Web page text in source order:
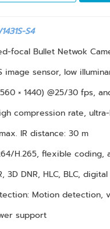
S4
focal Bullet Netwok
image sensor, low
× 1440) @25/30 fps,
compression rate,
IR distance: 30 m
H.265, flexible
3D DNR, HLC, BLC,
Motion detection,
support